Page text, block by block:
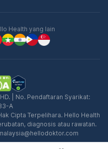
Health yang lain
| No. Pendaftaran Syarikat:
A
Cipta Terpelihara. Hello Health
diagnosis atau rawatan.